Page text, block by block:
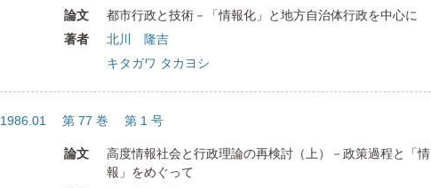
論文
都市行政と技術－「情報化」と地方自治体行政を中心に
著者
北川 隆吉
キタガワ タカヨシ
1986.01 第 77 巻 第 1 号
論文
高度情報社会と行政理論の再検討（上）－政策過程と「情
報」をめぐって